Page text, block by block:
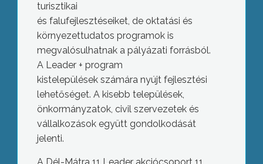
turisztikai
és falufejlesztéseiket, de oktatási és
környezettudatos programok is
megvalósulhatnak a pályázati forrásból.
A Leader + program
kistelepülések számára nyújt fejlesztési
lehetőséget. A kisebb települések,
önkormányzatok, civil szervezetek és
vállalkozások együtt gondolkodását
jelenti.